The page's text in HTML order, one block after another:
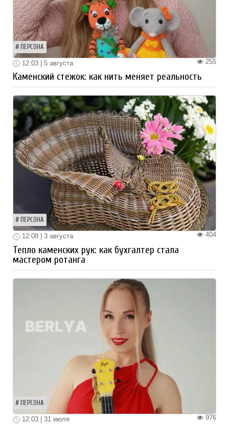
ПЕРСОНА
255
12:03 | 5 августа
Каменский стежок: как нить меняет реальность
ПЕРСОНА
404
12:08 | 3 августа
Тепло каменских рук: как бухгалтер стала
мастером ротанга
ПЕРСОНА
976
12:03 | 31 июля